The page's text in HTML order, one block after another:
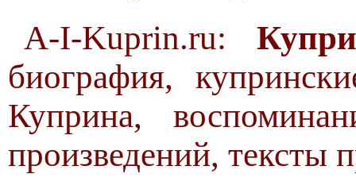
A-I-Kuprin.ru:
биография,
Куприна,
произведений, тексты